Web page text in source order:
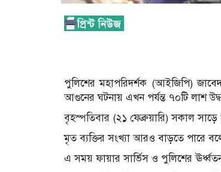
পুলিশের মহাপরিদর্শক (আইজিপি)
আগুনের ঘটনায় এখন পর্যন্ত ৭০টি লাশ
বৃহস্পতিবার (২১ ফেব্রুয়ারি) সকাল
মৃত ব্যক্তির সংখ্যা আরও বাড়তে পারে
এ সময় ফায়ার সার্ভিস ও পুলিশের